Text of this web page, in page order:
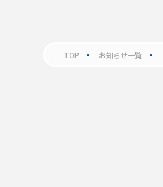
TOP お知らせ一覧